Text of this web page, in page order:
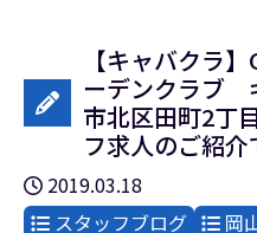
【キャバクラ
ーデンクラブ
市北区田町2丁
フ求人のご紹
2019.03.18
スタッフブログ
岡